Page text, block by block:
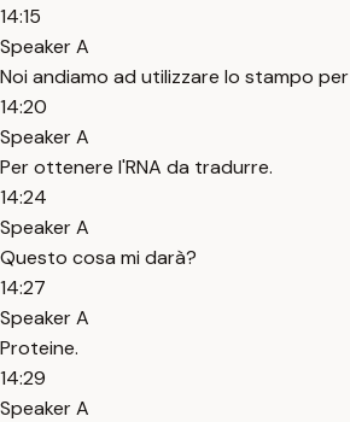
14:15
Speaker A
Noi andiamo ad utilizzare lo stampo
14:20
Speaker A
Per ottenere l'RNA da tradurre.
14:24
Speaker A
Questo cosa mi darà?
14:27
Speaker A
Proteine.
14:29
Speaker A